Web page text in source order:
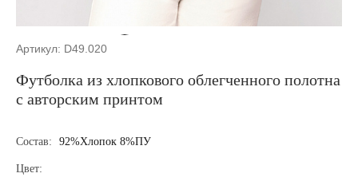
Артикул: D49.020
Футболка из хлопкового облегченного полотна
с авторским принтом
Состав: 92%Хлопок 8%ПУ
Цвет: